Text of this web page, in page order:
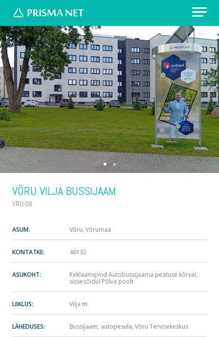
Erilahendus: värvikirevad prügikastid
Välireklaam Valimisteks
Vaata asukohti
Küsi pakkumist
VÕRU VILJA BUSSIJAAM
VRU-06
ASUM: Võru, Võrumaa
KONTATKE: 46132
ASUKOHT:
Reklaamipind Autobussijaama peatuse kõrval,
sissesõidul Põlva poolt
LIIKLUS: Vilja tn
LÄHEDUSES: Bussijaam, autopesula, Võru Tervisekeskus